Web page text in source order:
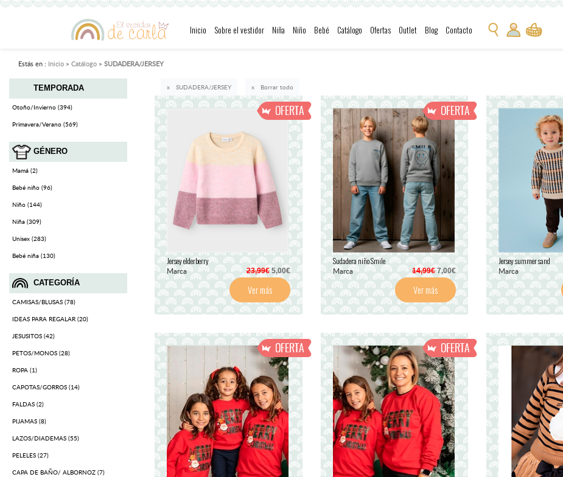
Inicio Sobre el vestidor Niña Niño Bebé Catálogo Ofertas Outlet Blog Contacto
Estás en : Inicio Catálogo SUDADERA/JERSEY
TEMPORADA
Otoño/Invierno (394)
Primavera/Verano (569)
GÉNERO
Mamá (2)
Bebé niño (96)
Niño (144)
Niña (309)
Unisex (283)
Bebé niña (130)
CATEGORÍA
CAMISAS/BLUSAS (78)
IDEAS PARA REGALAR (20)
JESUSITOS (42)
PETOS/MONOS (28)
ROPA (1)
CAPOTAS/GORROS (14)
FALDAS (2)
PIJAMAS (8)
LAZOS/DIADEMAS (55)
PELELES (27)
CAPA DE BAÑO/ ALBORNOZ (7)
SUDADERA/JERSEY Borrar todo
Jersey elderberry
Marca 23,99€5,00€
Ver más
Sudadera niño Smile
Marca 14,99€7,00€
Ver más
Jersey summer sand
Marca